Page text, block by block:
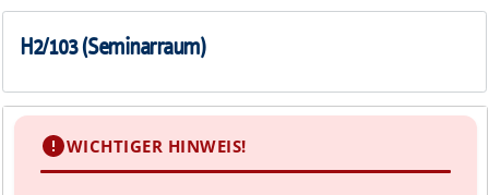
ÜBER UNS
INTERNATIONAL
H2/103 (Seminarraum)
WICHTIGER HINWEIS!